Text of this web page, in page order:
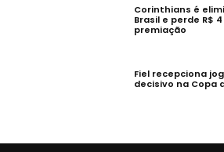
Corinthians é
Brasil e perde R$
premiação
Fiel recepciona
decisivo na Copa